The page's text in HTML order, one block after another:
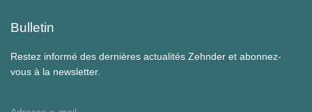
Bulletin
Restez informé des dernières actualités Zehnder et abonnez-
vous à la newsletter.